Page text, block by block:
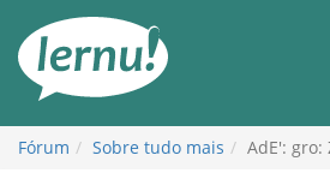
conteúdo
Fórum Sobre tudo mais AdE':